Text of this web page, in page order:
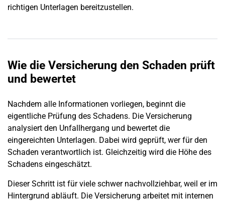
richtigen Unterlagen bereitzustellen.
Wie die Versicherung den Schaden prüft
und bewertet
Nachdem alle Informationen vorliegen, beginnt die
eigentliche Prüfung des Schadens. Die Versicherung
analysiert den Unfallhergang und bewertet die
eingereichten Unterlagen. Dabei wird geprüft, wer für den
Schaden verantwortlich ist. Gleichzeitig wird die Höhe des
Schadens eingeschätzt.
Dieser Schritt ist für viele schwer nachvollziehbar, weil er im
Hintergrund abläuft. Die Versicherung arbeitet mit internen